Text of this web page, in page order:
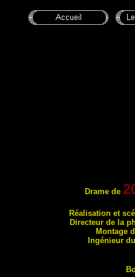
Drame de
Réalisation et
Directeur de la
Montage
Ingénieur